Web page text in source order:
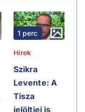
1 perc
Hírek
Szikra
Levente: A
Tisza
jelöltjei is